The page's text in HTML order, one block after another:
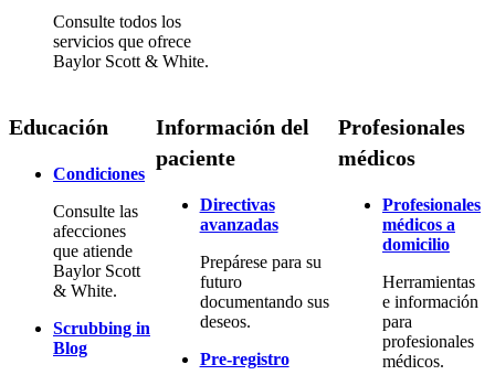
Consulte todos los
servicios que ofrece
Baylor Scott & White.
Educación
Condiciones
Consulte las
afecciones
que atiende
Baylor Scott
& White.
Scrubbing in
Blog
Información del
paciente
Directivas
avanzadas
Prepárese para su
futuro
documentando sus
deseos.
Pre-registro
Profesionales
médicos
Profesionales
médicos a
domicilio
Herramientas
e información
para
profesionales
médicos.